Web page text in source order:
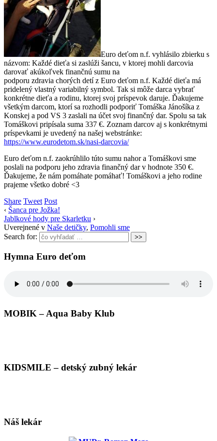
Euro deťom n.f. vyhlásilo zbierku s
názvom: Každé dieťa si zaslúži šancu, v ktorej mohli darcovia
darovať akúkoľvek finančnú sumu na
podporu zdravia chorých detí z Euro deťom n.f. Každé dieťa má
pridelený vlastný variabilný symbol. Tak si môže darca vybrať
konkrétne dieťa a rodinu, ktorej svoj príspevok daruje. Ďakujeme
všetkým darcom, ktorí sa rozhodli podporiť Tomáška Jánošíka z
Konskej a pod VS 3 zaslali na účet svoj finančný dar. Spolu sa tak
Tomáškovi pripísala suma 337 €. Zoznam darcov aj s konkrétnymi
príspevkami je uvedený na našej webstránke:
https://www.eurodetom.sk/nasi-darcovia/
Euro deťom n.f. zaokrúhlilo túto sumu nahor a Tomáškovi sme
poslali na podporu jeho zdravia finančný dar v hodnote 350 €.
Ďakujeme, že nám pomáhate pomáhať! Tomáškovi a jeho rodine
prajeme všetko dobré <3
Share Tweet Post
‹ Šanca pre Jožka!
Jablkové hody pre Skarletku ›
Uverejnené v Naše detičky, Pomohli sme
Search for:
Hymna Euro deťom
MOBIK – Aqua Baby Klub
KIDSMILE – detský zubný lekár
Náš lekár